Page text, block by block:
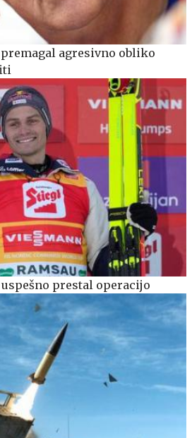
agresivno obliko
prestal operacijo